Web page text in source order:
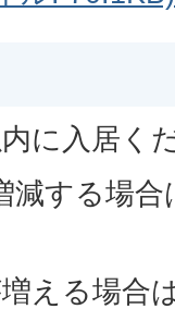
に入居く
減する場
える場合